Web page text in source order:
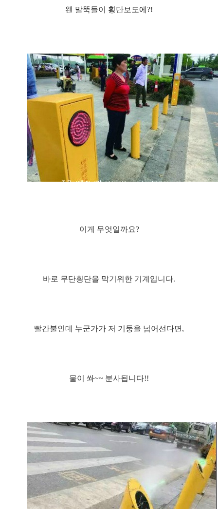
왠 말뚝들이 횡단보도에?!
이게 무엇일까요?
바로 무단횡단을 막기위한 기계입니다.
빨간불인데 누군가가 저 기둥을 넘어선다면,
물이 쏴~~ 분사됩니다!!